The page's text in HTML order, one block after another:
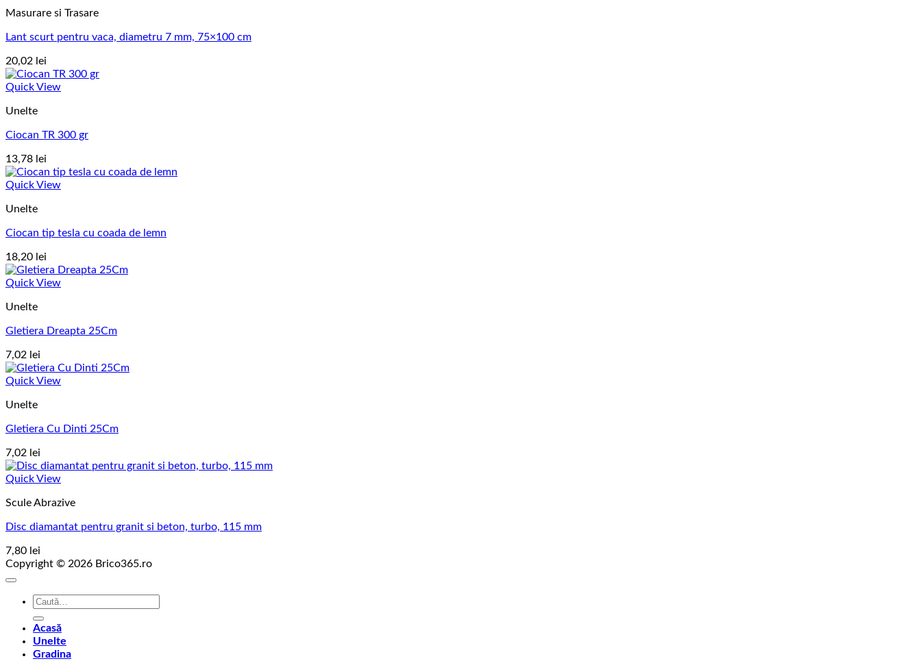
Masurare si Trasare
Lant scurt pentru vaca, diametru 7 mm, 75×100 cm
20,02 lei
Quick View
Unelte
Ciocan TR 300 gr
13,78 lei
Quick View
Unelte
Ciocan tip tesla cu coada de lemn
18,20 lei
Quick View
Unelte
Gletiera Dreapta 25Cm
7,02 lei
Quick View
Unelte
Gletiera Cu Dinti 25Cm
7,02 lei
Quick View
Scule Abrazive
Disc diamantat pentru granit si beton, turbo, 115 mm
7,80 lei
Copyright © 2026 Brico365.ro
Caută
Acasă
Unelte
Gradina